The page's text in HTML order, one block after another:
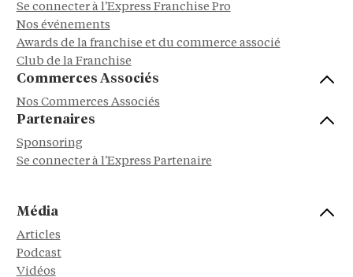
Se connecter à l'Express Franchise Pro
Nos événements
Awards de la franchise et du commerce associé
Club de la Franchise
Commerces Associés
Nos Commerces Associés
Partenaires
Sponsoring
Se connecter à l'Express Partenaire
Média
Articles
Podcast
Vidéos